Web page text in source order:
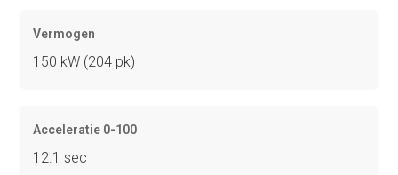
Vermogen
150 kW (204 pk)
Acceleratie 0-100
12.1 sec